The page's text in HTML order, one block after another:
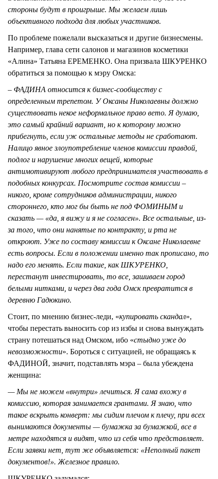
стороны будут в проигрыше. Мы желаем лишь
объективного подхода для любых участников.
По проблеме пожелали высказаться и другие бизнесмены.
Например, глава сети салонов и магазинов косметики
«Алина» Татьяна ЕРЕМЕНКО. Она призвала ШКУРЕНКО
обратиться за помощью к мэру Омска:
– ФАДИНА относится к бизнес-сообществу с
определенным трепетом. У Оксаны Николаевны должно
существовать некое неформальное право вето. Я думаю,
это самый крайний вариант, но к которому можно
прибегнуть, если уж остальные методы не сработают.
Налицо явное злоупотребление членов комиссии правдой,
подлог и нарушение многих вещей, которые
антимотивируют любого предпринимателя участвовать в
подобных конкурсах. Посмотрите состав комиссии –
никого, кроме сотрудников администрации, никого
стороннего, кто мог бы быть не под ФОМИНЫМ и
сказать — «да, я вижу и я не согласен». Все остальные, из-
за того, что они нанятые по контракту, и рта не
откроют. Уже по составу комиссии к Оксане Николаевне
есть вопросы. Если в положении именно так прописано, то
надо его менять. Если такие, как ШКУРЕНКО,
перестанут инвестировать, то все, зашиваем город
белыми нитками, и через два года Омск превратится в
деревню Гадюкино.
Стоит, по мнению бизнес-леди, «купировать скандал»,
чтобы перестать выносить сор из избы и снова вынуждать
страну потешаться над Омском, ибо «стыдно уже до
невозможности». Бороться с ситуацией, не обращаясь к
ФАДИНОЙ, значит, подставлять мэра – была убеждена
женщина:
— Мы не можем «внутри» лечиться. Я сама вхожу в
комиссию, которая занимается грантами. Я знаю, что
такое вскрыть конверт: мы сидим плечом к плечу, при всех
вынимаются документы — бумажка за бумажкой, все в
метре находятся и видят, что из себя что представляет.
Если заявки нет, тут же объявляется: «Неполный пакет
документов!». Железное правило.